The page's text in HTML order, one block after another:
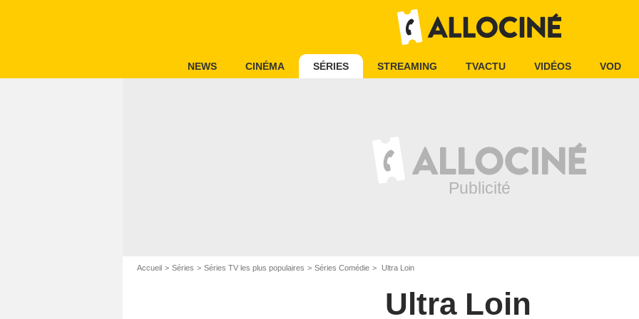
NEWS CINÉMA SÉRIES STREAMING TVACTU VIDÉOS VOD
Accueil Séries Séries TV les plus populaires Séries Comédie Ultra Loin
Ultra Loin